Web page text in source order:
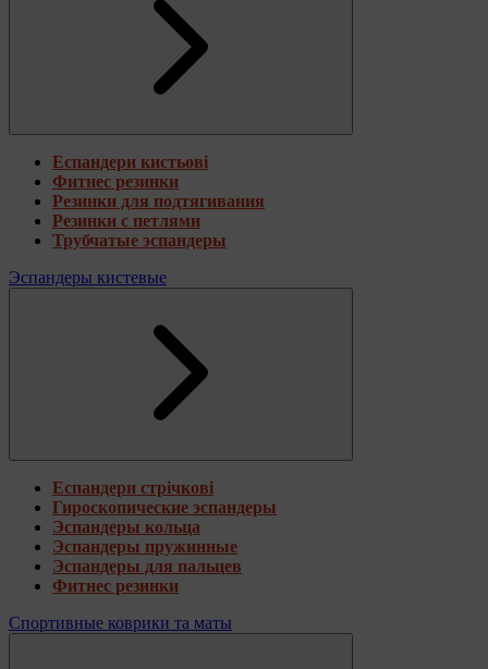
Еспандери кистьові
Фитнес резинки
Резинки для подтягивания
Резинки с петлями
Трубчатые эспандеры
Эспандеры кистевые
Еспандери стрічкові
Гироскопические эспандеры
Эспандеры кольца
Эспандеры пружинные
Эспандеры для пальцев
Фитнес резинки
Спортивные коврики та маты